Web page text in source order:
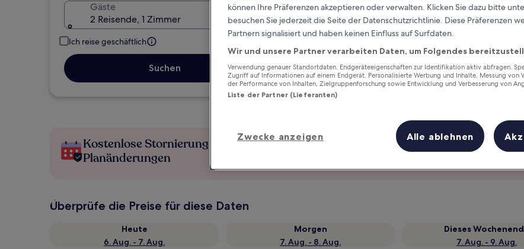
Gäste
2 Reisende, 1 Zimmer
Ich reise geschäftlich
Suchen
Kostenlose Stornierung bei
Planänderungen
Verdiene Prämien für jede
Überprüfe die Preise für diese Daten
Heute
6. Aug. - 7. Aug.
Morgen
7. Aug. - 8. Aug.
Dieses
7. Aug. - 9. Aug.
können Ihre Präferenzen akzeptieren oder verwalten. Klicken Sie dazu bitte
besuchen Sie jederzeit die Seite der Datenschutzrichtlinie. Diese Präferenzen
Partnern signalisiert und haben keinen Einfluss auf Surfdaten.
Wir und unsere Partner verarbeiten Daten, um Folgendes
Verwendung genauer Standortdaten. Endgeräteeigenschaften zur Identifikation aktiv abfragen.
Zugriff auf Informationen auf einem Endgerät. Personalisierte Werbung und Inhalte, Messung von
der Performance von Inhalten, Zielgruppenforschung sowie Entwicklung und Verbesserung von
Liste der Partner (Lieferanten)
Zwecke anzeigen Alle ablehnen